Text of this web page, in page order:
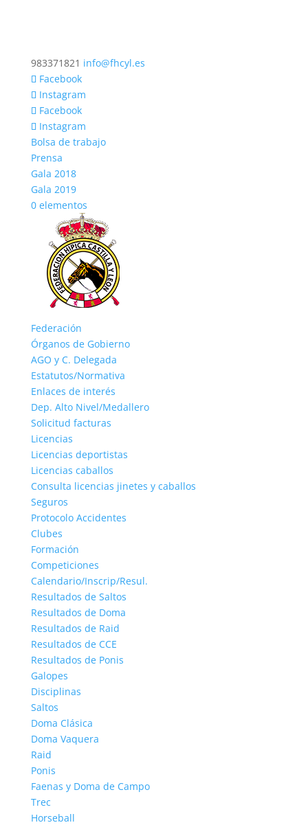
983371821 info@fhcyl.es
Facebook
Instagram
Facebook
Instagram
Bolsa de trabajo
Prensa
Gala 2018
Gala 2019
0 elementos
Federación
Órganos de Gobierno
AGO y C. Delegada
Estatutos/Normativa
Enlaces de interés
Dep. Alto Nivel/Medallero
Solicitud facturas
Licencias
Licencias deportistas
Licencias caballos
Consulta licencias jinetes y caballos
Seguros
Protocolo Accidentes
Clubes
Formación
Competiciones
Calendario/Inscrip/Resul.
Resultados de Saltos
Resultados de Doma
Resultados de Raid
Resultados de CCE
Resultados de Ponis
Galopes
Disciplinas
Saltos
Doma Clásica
Doma Vaquera
Raid
Ponis
Faenas y Doma de Campo
Trec
Horseball